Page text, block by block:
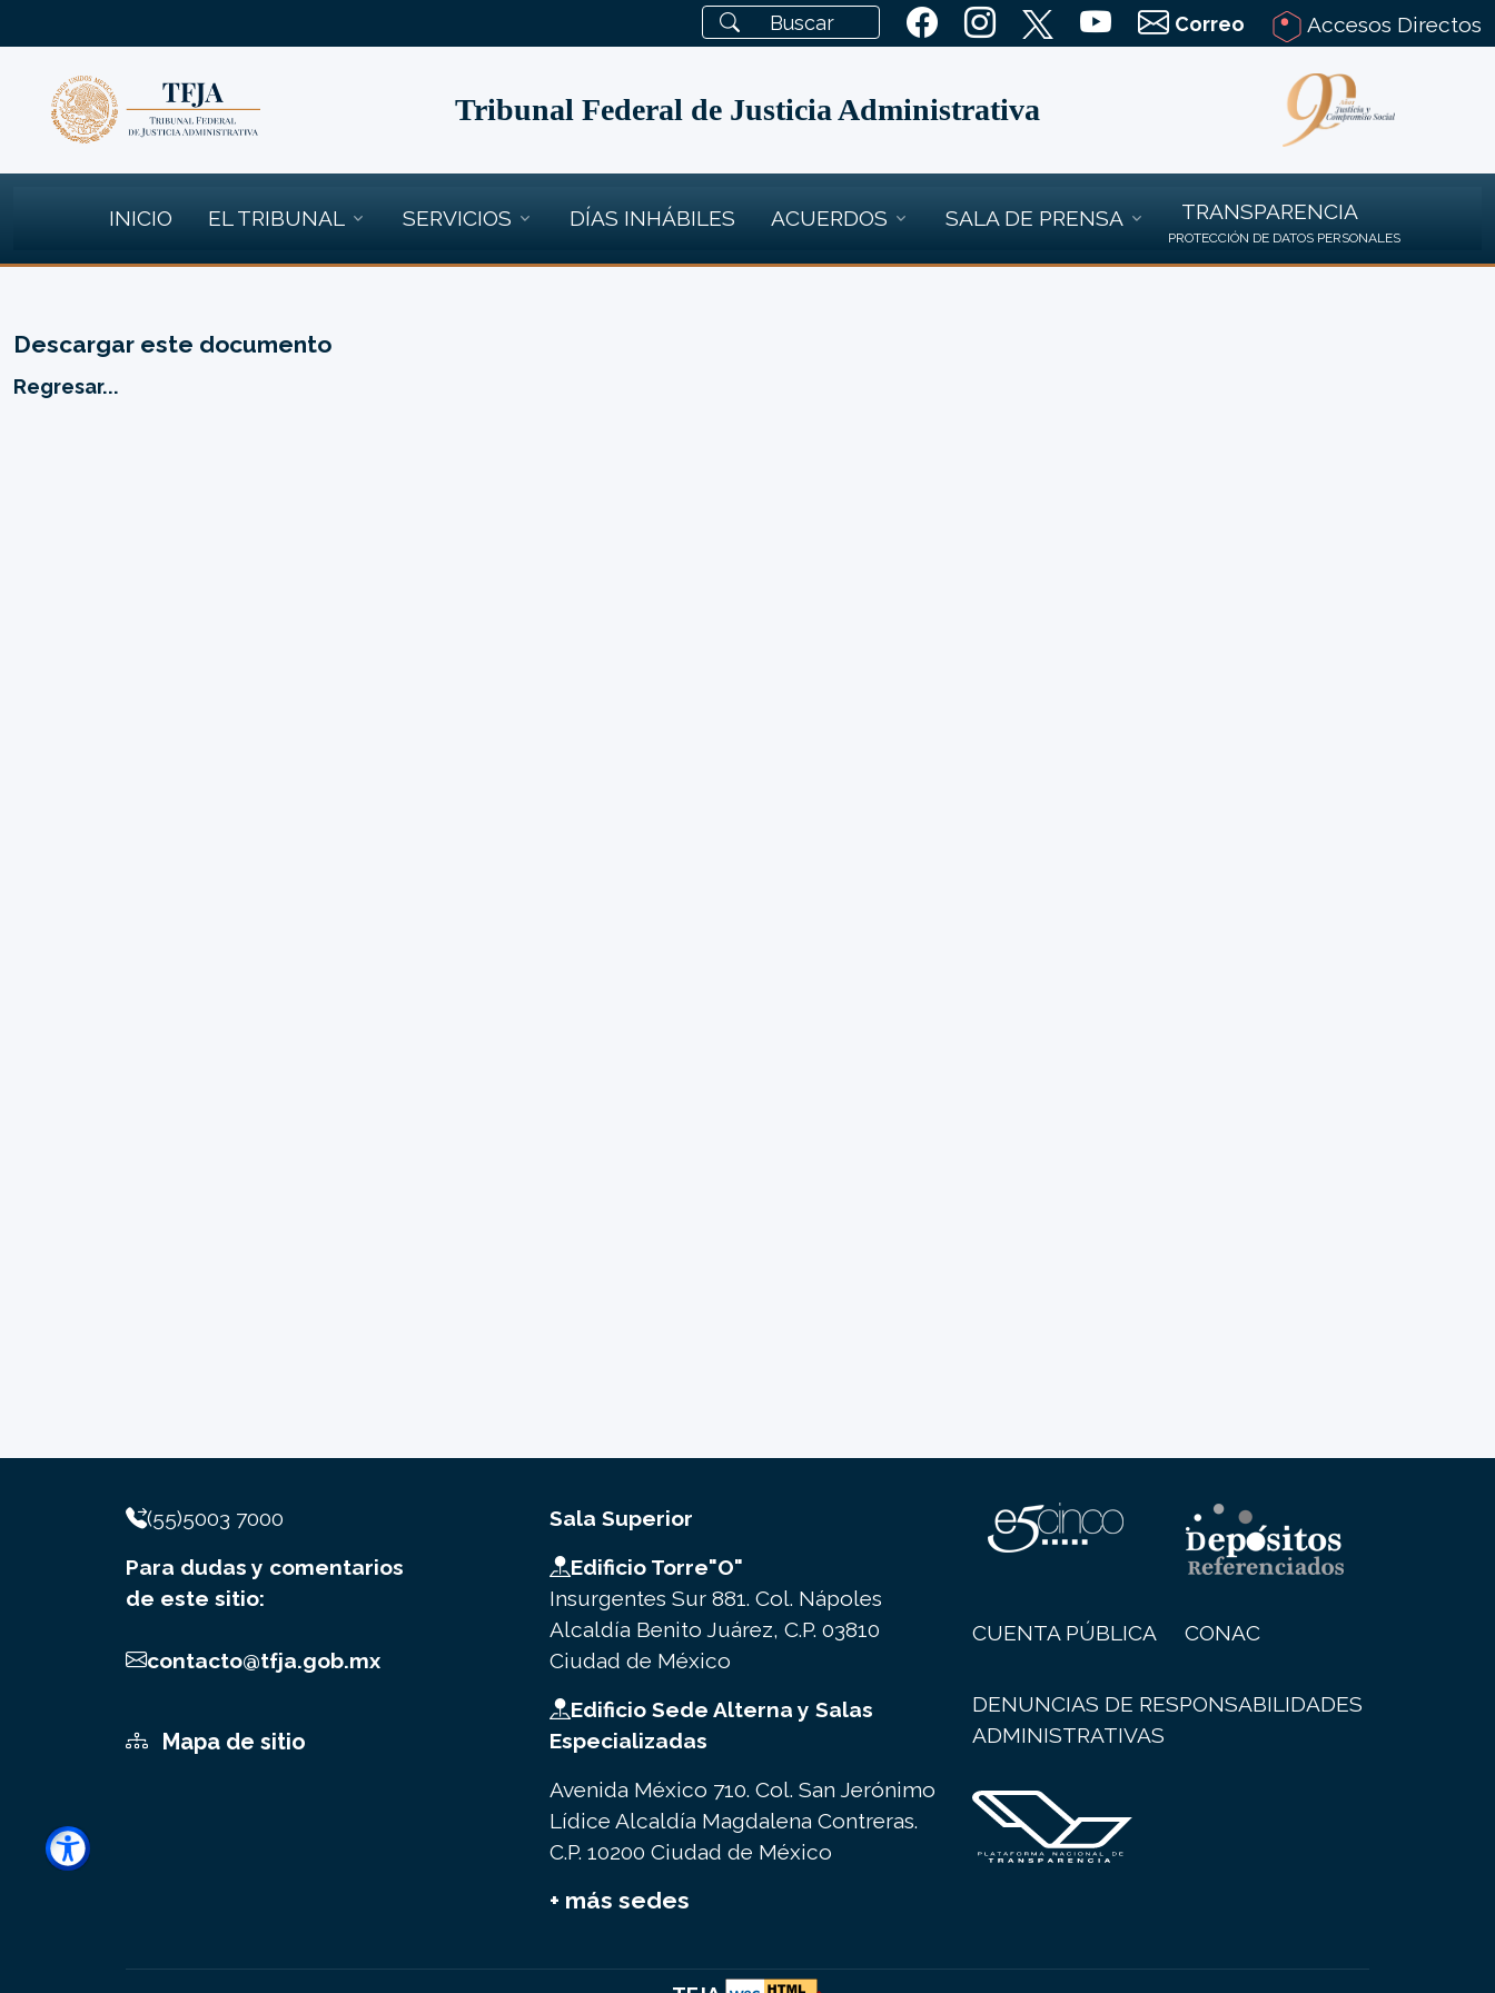
Correo Accesos Directos
Tribunal Federal de Justicia Administrativa
INICIO EL TRIBUNAL SERVICIOS DÍAS INHÁBILES ACUERDOS SALA DE PRENSA TRANSPARENCIA
PROTECCIÓN DE DATOS PERSONALES
Descargar este documento
Regresar...
(55)5003 7000
Para dudas y comentarios
de este sitio:
contacto@tfja.gob.mx
Mapa de sitio
Sala Superior
Edificio Torre"O"
Insurgentes Sur 881. Col. Nápoles
Alcaldía Benito Juárez, C.P. 03810
Ciudad de México
Edificio Sede Alterna y Salas
Especializadas
Avenida México 710. Col. San Jerónimo
Lídice Alcaldía Magdalena Contreras.
C.P. 10200 Ciudad de México
+ más sedes
CUENTA PÚBLICA CONAC
DENUNCIAS DE RESPONSABILIDADES
ADMINISTRATIVAS